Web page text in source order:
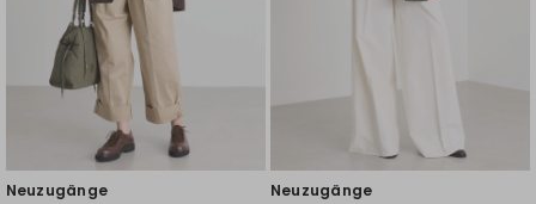
Neuzugänge
Neuzugänge